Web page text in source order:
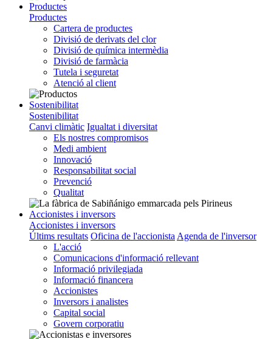
Productes
Productes
Cartera de productes
Divisió de derivats del clor
Divisió de química intermèdia
Divisió de farmàcia
Tutela i seguretat
Atenció al client
Sostenibilitat
Sostenibilitat
Canvi climàtic Igualtat i diversitat
Els nostres compromisos
Medi ambient
Innovació
Responsabilitat social
Prevenció
Qualitat
Accionistes i inversors
Accionistes i inversors
Últims resultats Oficina de l'accionista Agenda de l'inversor
L'acció
Comunicacions d'informació rellevant
Informació privilegiada
Informació financera
Accionistes
Inversors i analistes
Capital social
Govern corporatiu